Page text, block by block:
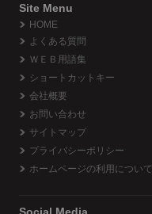
Site Menu
HOME
よくある質問
ＷＥＢ用語集
ショートカットキー
会社概要
お問い合わせ
サイトマップ
プライバシーポリシー
ホームページの利用について